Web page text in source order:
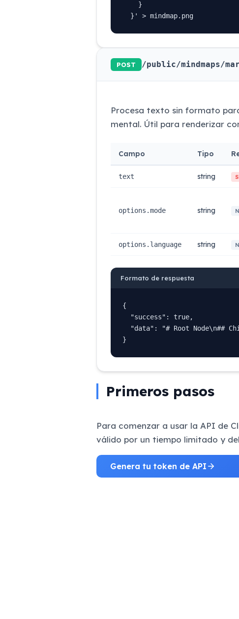
    }
  }' > mindmap.png
POST /public/mindmaps/
Procesa texto sin formato
mental. Útil para renderizar
Campo Tipo
text string
options.mode string
options.language string
Formato de respuesta
{
  "success": true,
"data": "# Root Node\n##
}
Primeros pasos
Para comenzar a usar la API de
válido por un tiempo limitado y
Genera tu token de API